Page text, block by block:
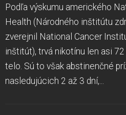
Podľa výskumu amerického
Health (Národného inštitútu
zverejnil National Cancer
inštitút), trvá nikotínu len asi
telo. Sú to však abstinenčné
nasledujúcich 2 až 3 dní,...